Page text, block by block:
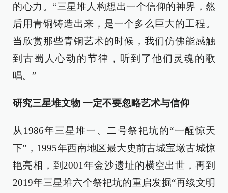
的心力。“三星堆人构想出一个信仰的神界，然
后用青铜铸造出来，是一个多么巨大的工程。
当欣赏那些青铜艺术的时候，我们仿佛能感触
到古蜀人心动的节律，听到了他们灵魂的歌
唱。”
研究三星堆文物 一定不要忽略艺术与信仰
从1986年三星堆一、二号祭祀坑的“一醒惊天
下”，1995年西南地区最大史前古城宝墩古城惊
艳亮相，到2001年金沙遗址的横空出世，再到
2019年三星堆六个祭祀坑的重启发掘“再续文明